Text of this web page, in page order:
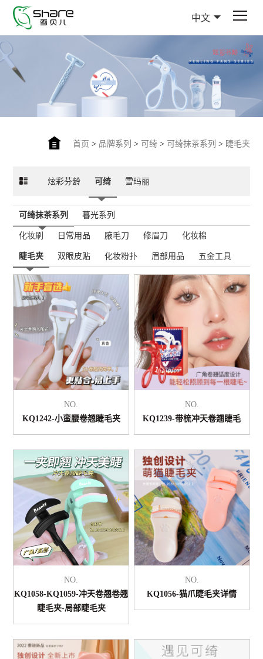
中文
首页 > 品牌系列 > 可绮> 可绮抹茶系列 > 睫毛夹
炫彩芬龄 可绮 雪玛丽
可绮抹茶系列 暮光系列
化妆刷 日常用品 腋毛刀 修眉刀 化妆棉
睫毛夹 双眼皮贴 化妆粉扑 眉部用品 五金工具
NO.
KQ1242-小蛮腰卷翘睫毛夹
NO.
KQ1239-带梳冲天卷翘睫毛
NO.
KQ1058-KQ1059-冲天卷翘卷翘
睫毛夹-局部睫毛夹
NO.
KQ1056-猫爪睫毛夹详情